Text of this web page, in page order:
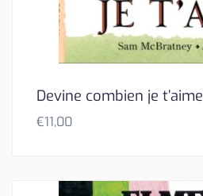
Devine combien je t’aime
€11,00